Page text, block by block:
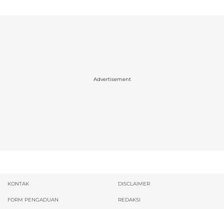
Advertisement
KONTAK DISCLAIMER
FORM PENGADUAN REDAKSI